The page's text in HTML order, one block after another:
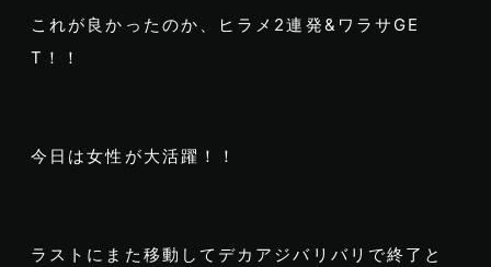
これが良かったのか、ヒラメ2連発&ワラサGE
T！！
今日は女性が大活躍！！
ラストにまた移動してデカアジバリバリで終了と